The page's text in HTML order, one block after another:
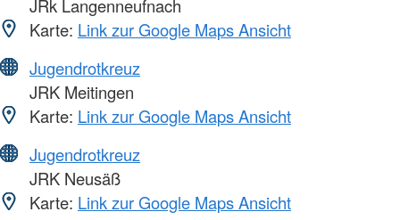
JRk Langenneufnach
Karte: Link zur Google Maps Ansicht
Jugendrotkreuz
JRK Meitingen
Karte: Link zur Google Maps Ansicht
Jugendrotkreuz
JRK Neusäß
Karte: Link zur Google Maps Ansicht